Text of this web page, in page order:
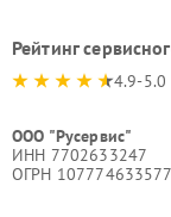
Рейтинг
4.9-5.0
ООО "Русервис"
ИНН 7702633247
ОГРН